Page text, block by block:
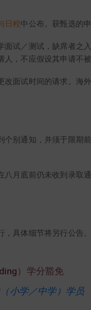
日程中公布。获甄选的
试／测试，缺席者之
，不应假设其申请不
面试时间的请求。海
个别通知，并须于限期
八月底前仍未收到录取
具体细节将另行公告
）学分豁免
小学／中学）学员